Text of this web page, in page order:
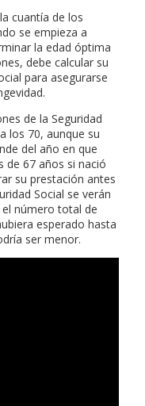
cuantía de los
se empieza a
la edad óptima
debe calcular su
para asegurarse
de la Seguridad
los 70, aunque su
del año en que
de 67 años si nació
su prestación antes
Social se verán
el número total de
esperado hasta
ser menor.